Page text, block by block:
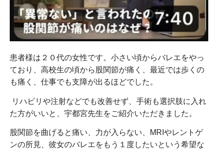
患者様は２０代の女性です。小さい頃からバレエをやっ
ており、高校生の頃から股関節が痛く、最近では歩くの
も痛く、仕事でも支障が出るほどでした。
リハビリや注射などでも改善せず、手術も選択肢に入れ
た方がいいと、宇都宮先生をご紹介いただきました。
股関節を曲げると痛い、力が入らない、MRIやレントゲ
ンの所見、彼女のバレエをもう１度したいという希望な